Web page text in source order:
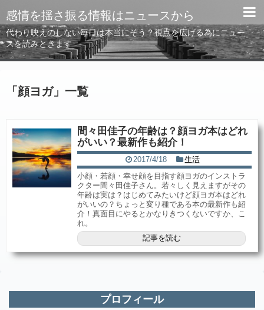
感情を揺さ振る情報はニュースから
代わり映えのしない毎日は本当にそう？視点を広げる為にニュー
スを読みときます
「 顔ヨガ」 一覧
間々田佳子の年齢は？顔ヨガ本はどれ
がいい？最新作も紹介！
2017/4/18
生活
小顔・若顔・幸せ顔を目指す顔ヨガのインストラ
クター間々田佳子さん。若々しく見えますがその
年齢は実は？はじめてみたいけど顔ヨガ本はどれ
がいいの？ちょっと変り種である本の最新作も紹
介！真面目にやるとかなりきつくないですか、こ
れ。
記事を読む
プロフィール